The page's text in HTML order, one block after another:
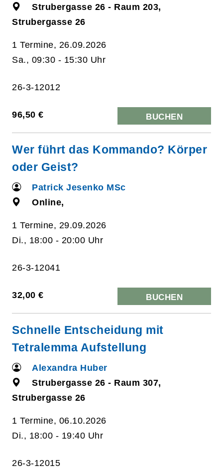
Strubergasse 26 - Raum 203,
Strubergasse 26
1 Termine, 26.09.2026
Sa., 09:30 - 15:30 Uhr
26-3-12012
96,50 € BUCHEN
Wer führt das Kommando? Körper
oder Geist?
Patrick Jesenko MSc
Online,
1 Termine, 29.09.2026
Di., 18:00 - 20:00 Uhr
26-3-12041
32,00 € BUCHEN
Schnelle Entscheidung mit
Tetralemma Aufstellung
Alexandra Huber
Strubergasse 26 - Raum 307,
Strubergasse 26
1 Termine, 06.10.2026
Di., 18:00 - 19:40 Uhr
26-3-12015